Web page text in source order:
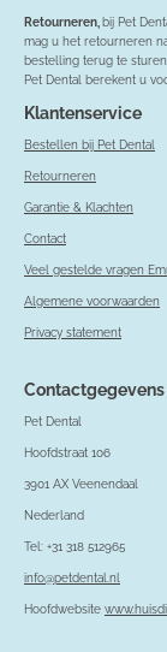
Retourneren, bij Pet
mag u het retourneren
bestelling terug te
Pet Dental berekent u
Klantenservice
Bestellen bij Pet Dental
Retourneren
Garantie & Klachten
Contact
Veel gestelde vragen
Algemene voorwaarden
Privacy statement
Contactgegevens
Pet Dental
Hoofdstraat 106
3901 AX Veenendaal
Nederland
Tel: +31 318 512965
info@petdental.nl
Hoofdwebsite